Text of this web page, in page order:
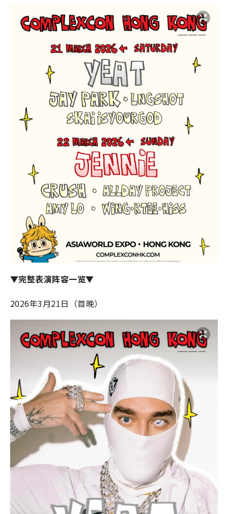
▼完整表演阵容一览▼
2026年3月21日（首晚）